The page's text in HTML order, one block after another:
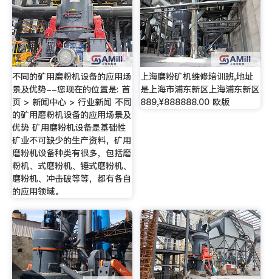
不同的矿用磨粉机设备的应用场
景及优势--您现在的位置是: 首
页 > 新闻中心 > 行业新闻 不同
的矿用磨粉机设备的应用场景及
优势 矿用磨粉机设备是基础性
矿业不可缺少的生产资料，矿用
磨粉机设备种类有很多，包括磨
粉机、式磨粉机、锤式磨粉机、
磨粉机、冲击破等等，都有各自
的应用领域。
上海磨粉矿机维修培训班,地址
是上海市浦东新区上海浦东新区
889,¥888888.00 欧版